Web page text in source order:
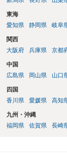
東海
愛知県
静岡県 岐阜
関西
大阪府
兵庫県 京都
中国
広島県
岡山県 山口
四国
香川県
愛媛県 高知
九州・沖縄
福岡県
佐賀県 長崎